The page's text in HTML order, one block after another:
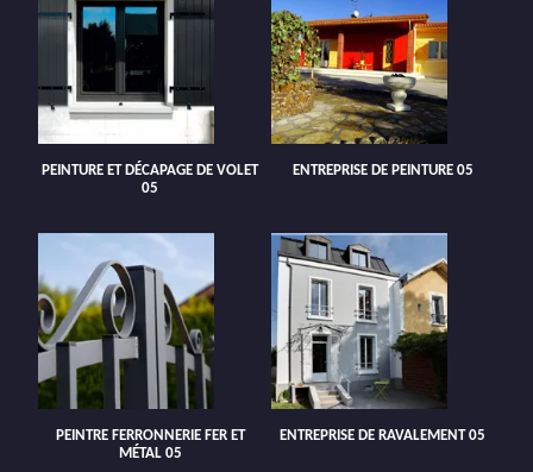
PEINTURE ET DÉCAPAGE DE VOLET
05
ENTREPRISE DE PEINTURE 05
PEINTRE FERRONNERIE FER ET
MÉTAL 05
ENTREPRISE DE RAVALEMENT 05